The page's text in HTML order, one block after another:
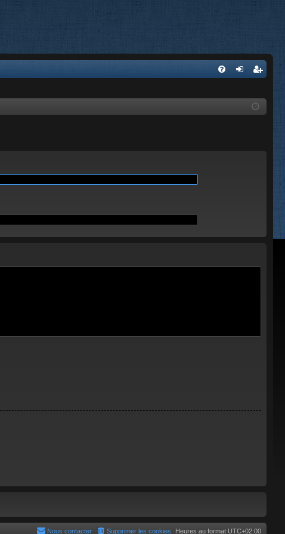
nr
Heures au format UTC+02:00
Supprimer les cookies
Nous contacter